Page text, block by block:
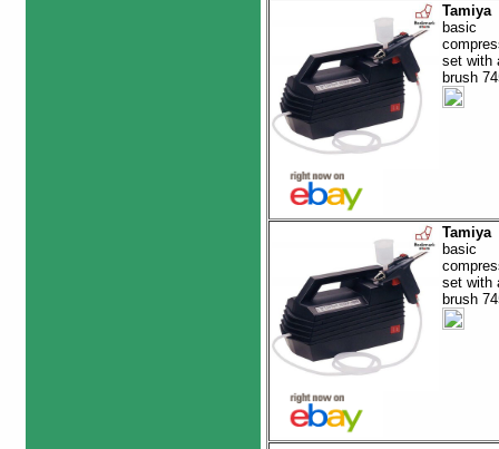
Tamiya
basic
set with
brush
Tamiya
basic
set with
brush